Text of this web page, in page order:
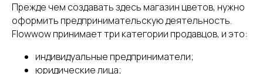
Прежде чем создавать здесь магазин цветов, нужно
оформить предпринимательскую деятельность.
Flowwow принимает три категории продавцов, и это:
индивидуальные предприниматели;
юридические лица;